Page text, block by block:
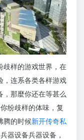
歧样的游戏世界，在
，连系各类各样游戏
，那麼你还在等甚么
纷歧样的体味，复
腾的时候新开传奇私
器设备兵器设备，